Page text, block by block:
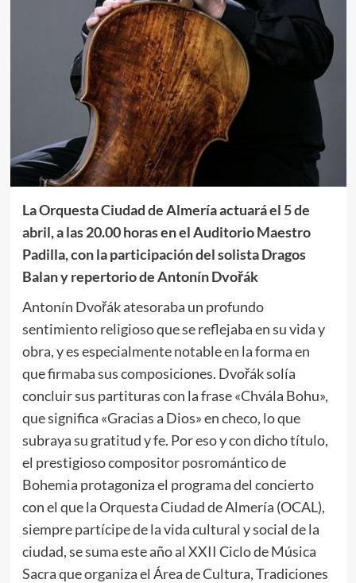
La Orquesta Ciudad de Almería actuará el 5 de
abril, a las 20.00 horas en el Auditorio Maestro
Padilla, con la participación del solista Dragos
Balan y repertorio de Antonín Dvořák
Antonín Dvořák atesoraba un profundo
sentimiento religioso que se reflejaba en su vida y
obra, y es especialmente notable en la forma en
que firmaba sus composiciones. Dvořák solía
concluir sus partituras con la frase «Chvála Bohu»,
que significa «Gracias a Dios» en checo, lo que
subraya su gratitud y fe. Por eso y con dicho título,
el prestigioso compositor posromántico de
Bohemia protagoniza el programa del concierto
con el que la Orquesta Ciudad de Almería (OCAL),
siempre partícipe de la vida cultural y social de la
ciudad, se suma este año al XXII Ciclo de Música
Sacra que organiza el Área de Cultura, Tradiciones